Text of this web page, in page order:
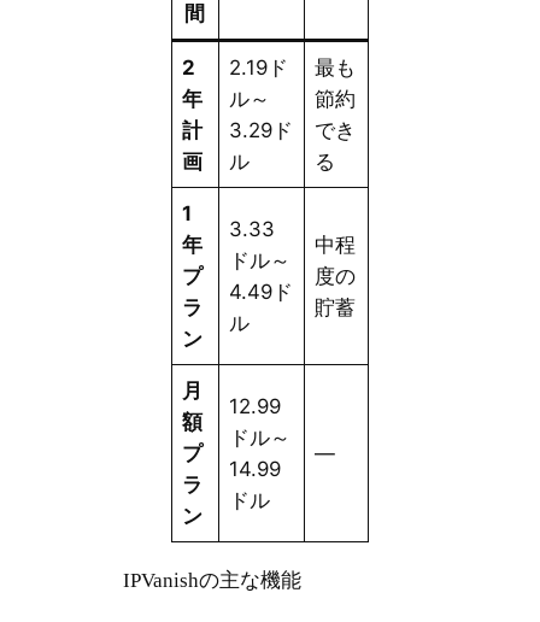
間
2
年
計
画
2.19ド
ル～
3.29ド
ル
最も
節約
でき
る
1
年
プ
ラ
ン
3.33
ドル～
4.49ド
ル
中程
度の
貯蓄
月
額
プ
ラ
ン
12.99
ドル～
14.99
ドル
—
IPVanishの主な機能